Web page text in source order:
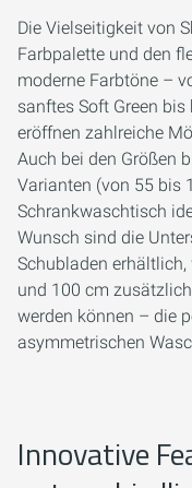
Die Vielseitigkeit von
Farbpalette und den
moderne Farbtöne –
sanftes Soft Green
eröffnen zahlreiche
Auch bei den Größen
Varianten (von 55 bis
Schrankwaschtisch
Wunsch sind die
Schubladen
und 100 cm
werden können – die
asymmetrischen
Innovative